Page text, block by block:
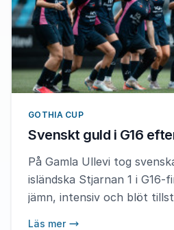
GOTHIA CUP
Svenskt guld i G16
På Gamla Ullevi tog
isländska Stjarnan 1 i G16-
jämn, intensiv och blöt
Läs mer